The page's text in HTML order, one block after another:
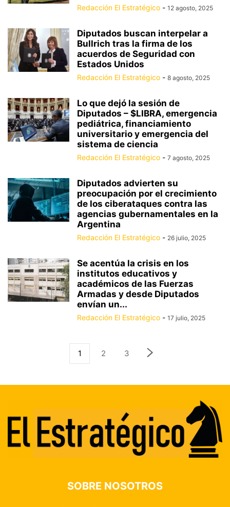
Redacción El Estratégico - 12 agosto, 2025
Diputados buscan interpelar a
Bullrich tras la firma de los
acuerdos de Seguridad con
Estados Unidos
Redacción El Estratégico - 8 agosto, 2025
Lo que dejó la sesión de
Diputados – $LIBRA, emergencia
pediátrica, financiamiento
universitario y emergencia del
sistema de ciencia
Redacción El Estratégico - 7 agosto, 2025
Diputados advierten su
preocupación por el crecimiento
de los ciberataques contra las
agencias gubernamentales en la
Argentina
Redacción El Estratégico - 26 julio, 2025
Se acentúa la crisis en los
institutos educativos y
académicos de las Fuerzas
Armadas y desde Diputados
envían un...
Redacción El Estratégico - 17 julio, 2025
1 2 3
SOBRE NOSOTROS